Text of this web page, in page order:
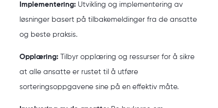
Implementering: Utvikling og implementering av
løsninger basert på tilbakemeldinger fra de ansatte
og beste praksis.
Opplæring: Tilbyr opplæring og ressurser for å sikre
at alle ansatte er rustet til å utføre
sorteringsoppgavene sine på en effektiv måte.